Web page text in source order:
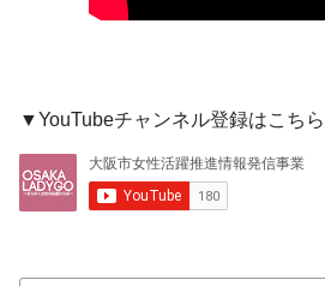
▼YouTubeチャンネル登録はこちら